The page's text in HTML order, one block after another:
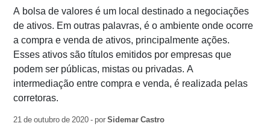
A bolsa de valores é um local destinado a negociações
de ativos. Em outras palavras, é o ambiente onde ocorre
a compra e venda de ativos, principalmente ações.
Esses ativos são títulos emitidos por empresas que
podem ser públicas, mistas ou privadas. A
intermediação entre compra e venda, é realizada pelas
corretoras.
21 de outubro de 2020 - porSidemar Castro